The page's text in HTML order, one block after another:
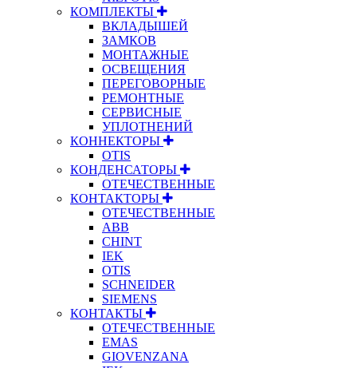
КОМПЛЕКТЫ
ВКЛАДЫШЕЙ
ЗАМКОВ
МОНТАЖНЫЕ
ОСВЕЩЕНИЯ
ПЕРЕГОВОРНЫЕ
РЕМОНТНЫЕ
СЕРВИСНЫЕ
УПЛОТНЕНИЙ
КОННЕКТОРЫ
OTIS
КОНДЕНСАТОРЫ
ОТЕЧЕСТВЕННЫЕ
КОНТАКТОРЫ
ОТЕЧЕСТВЕННЫЕ
ABB
CHINT
IEK
OTIS
SCHNEIDER
SIEMENS
КОНТАКТЫ
ОТЕЧЕСТВЕННЫЕ
EMAS
GIOVENZANA